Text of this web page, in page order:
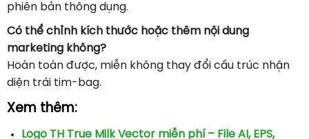
phiên bản thông dụng.
Có thể chỉnh kích thước hoặc thêm nội dung
marketing không?
Hoàn toàn được, miễn không thay đổi cấu trúc nhận
diện trái tim-bag.
Xem thêm:
Logo TH True Milk Vector miễn phí – File AI, EPS,